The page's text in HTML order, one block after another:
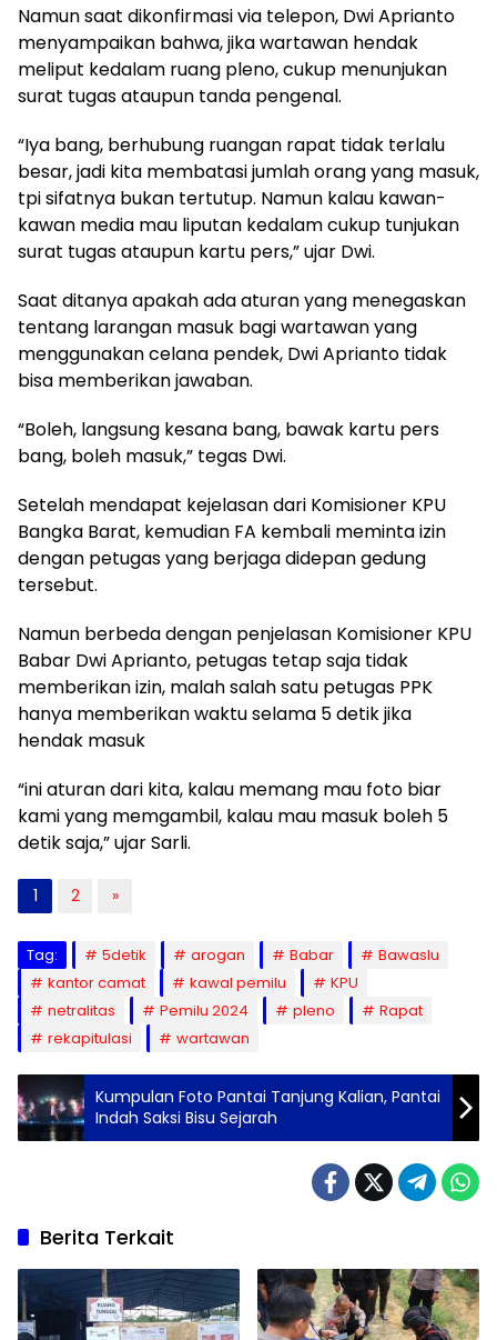
Namun saat dikonfirmasi via telepon, Dwi Aprianto
menyampaikan bahwa, jika wartawan hendak
meliput kedalam ruang pleno, cukup menunjukan
surat tugas ataupun tanda pengenal.
“Iya bang, berhubung ruangan rapat tidak terlalu
besar, jadi kita membatasi jumlah orang yang masuk,
tpi sifatnya bukan tertutup. Namun kalau kawan-
kawan media mau liputan kedalam cukup tunjukan
surat tugas ataupun kartu pers,” ujar Dwi.
Saat ditanya apakah ada aturan yang menegaskan
tentang larangan masuk bagi wartawan yang
menggunakan celana pendek, Dwi Aprianto tidak
bisa memberikan jawaban.
“Boleh, langsung kesana bang, bawak kartu pers
bang, boleh masuk,” tegas Dwi.
Setelah mendapat kejelasan dari Komisioner KPU
Bangka Barat, kemudian FA kembali meminta izin
dengan petugas yang berjaga didepan gedung
tersebut.
Namun berbeda dengan penjelasan Komisioner KPU
Babar Dwi Aprianto, petugas tetap saja tidak
memberikan izin, malah salah satu petugas PPK
hanya memberikan waktu selama 5 detik jika
hendak masuk
“ini aturan dari kita, kalau memang mau foto biar
kami yang memgambil, kalau mau masuk boleh 5
detik saja,” ujar Sarli.
1 2 »
Tag: 5detik arogan Babar
Bawaslu
kantor camat
kawal pemilu
KPU
netralitas
Pemilu 2024 pleno
Rapat
rekapitulasi
wartawan
Kumpulan Foto Pantai Tanjung Kalian, Pantai
Indah Saksi Bisu Sejarah
Berita Terkait